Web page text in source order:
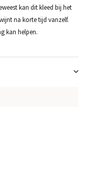
kan dit kleed bij het
na korte tijd vanzelf.
kan helpen.